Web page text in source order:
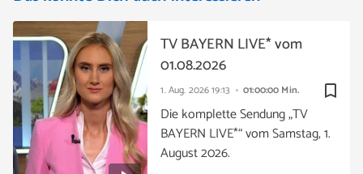
bookmark_border
1. Aug. 202619:13 01:00:00 Min.
TV BAYERN LIVE* vom
01.08.2026
Die komplette Sendung „TV
BAYERN LIVE*“ vom Samstag, 1.
August 2026.